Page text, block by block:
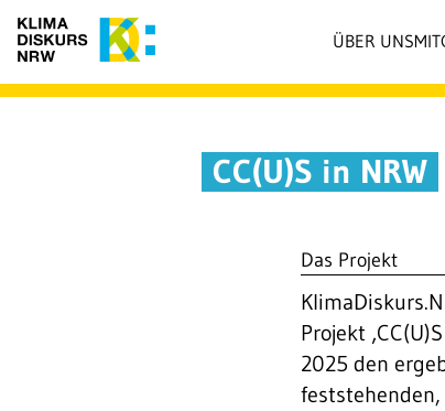
ÜBER UNS
CC(U)S in NRW
Das Projekt
Projekt
2025den